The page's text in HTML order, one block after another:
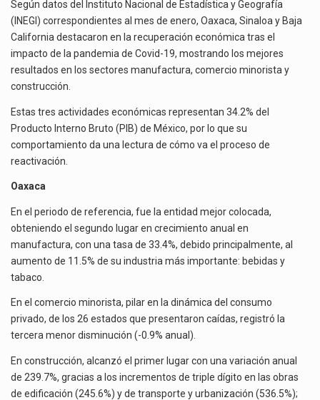
El gobierno de Estados Unidos anunciará un arancel del 15 % sobre los productos fabricados…
El Departamento de Agricultura de Estados Unidos (USDA) suspendió el 5 de agosto de 2026…
EN
EL
PROCESO
DE
RECUPERACIÓN
ECONÓMICA
Según datos del Instituto Nacional de Estadística y Geografía
(INEGI) correspondientes al mes de enero, Oaxaca, Sinaloa y Baja
California destacaron en la recuperación económica tras el
impacto de la pandemia de Covid-19, mostrando los mejores
resultados en los sectores manufactura, comercio minorista y
construcción.
Estas tres actividades económicas representan 34.2% del
Producto Interno Bruto (PIB) de México, por lo que su
comportamiento da una lectura de cómo va el proceso de
reactivación.
Oaxaca
En el periodo de referencia, fue la entidad mejor colocada,
obteniendo el segundo lugar en crecimiento anual en
manufactura, con una tasa de 33.4%, debido principalmente, al
aumento de 11.5% de su industria más importante: bebidas y
tabaco.
En el comercio minorista, pilar en la dinámica del consumo
privado, de los 26 estados que presentaron caídas, registró la
tercera menor disminución (-0.9% anual).
En construcción, alcanzó el primer lugar con una variación anual
de 239.7%, gracias a los incrementos de triple dígito en las obras
de edificación (245.6%) y de transporte y urbanización (536.5%);